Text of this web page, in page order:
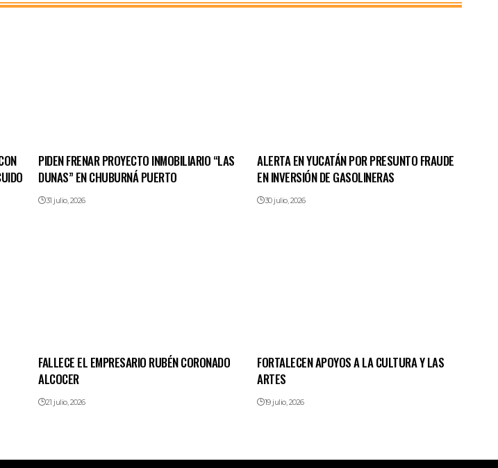
PIDEN FRENAR PROYECTO INMOBILIARIO “LAS
DUNAS” EN CHUBURNÁ PUERTO
31 julio, 2026
ALERTA EN YUCATÁN POR PRESUNTO FRAUDE
EN INVERSIÓN DE GASOLINERAS
30 julio, 2026
FALLECE EL EMPRESARIO RUBÉN CORONADO
ALCOCER
21 julio, 2026
FORTALECEN APOYOS A LA CULTURA Y LAS
ARTES
19 julio, 2026